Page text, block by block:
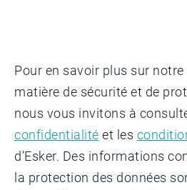
Pour en savoir plus sur notre
matière de sécurité et de
nous vous invitons à
confidentialité et les
d’Esker. Des informations
la protection des données